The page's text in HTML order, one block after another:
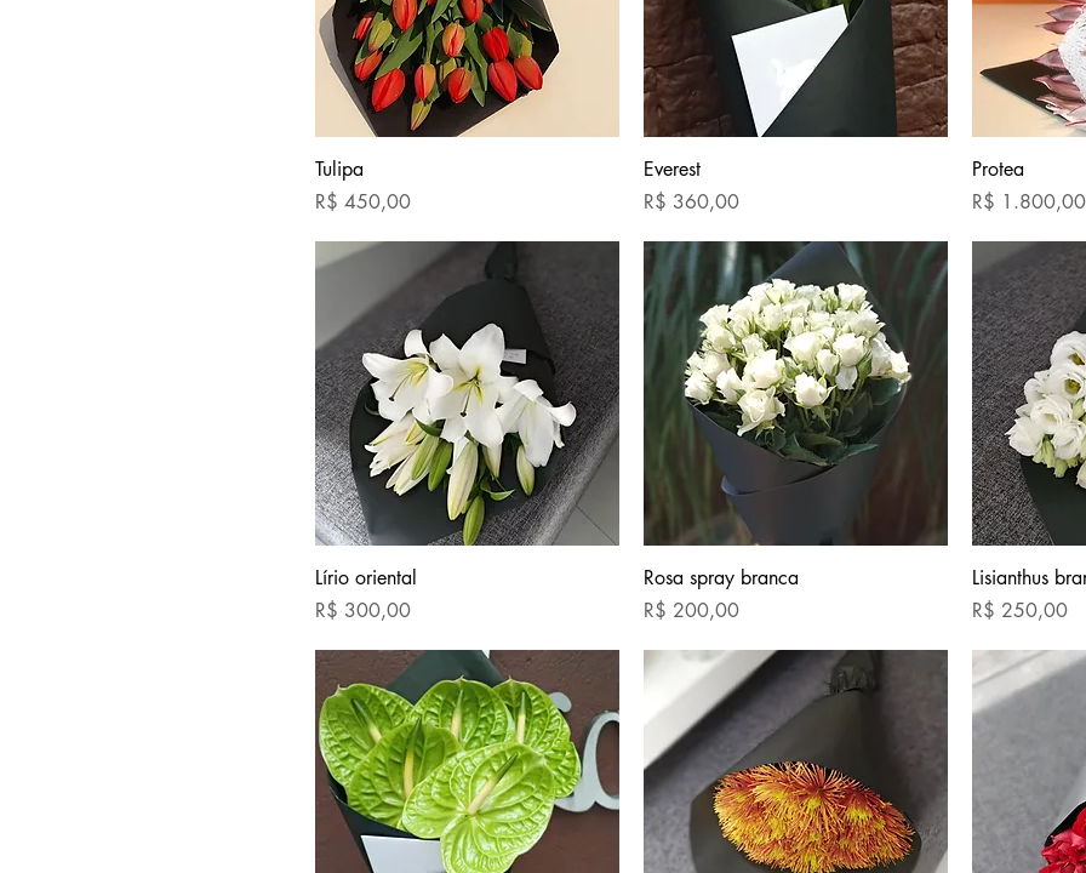
Tulipa
Preço
R$ 450,00
Everest
Preço
R$ 360,00
Protea
Preço
R$ 1.800,00
Lírio oriental
Preço
R$ 300,00
Rosa spray branca
Preço
R$ 200,00
Lisianthus
Preço
R$ 250,00